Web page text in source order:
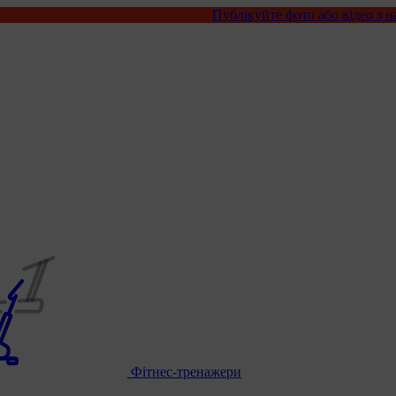
Публікуйте фото або відео з нашими
Фітнес-тренажери